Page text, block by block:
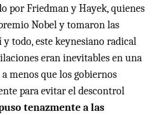
por Friedman y Hayek, quienes
Nobel y tomaron las
todo, este keynesiano radical
eran inevitables en una
menos que los gobiernos
para evitar el descontrol
tenazmente a las